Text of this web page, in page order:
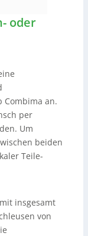
oder
Combima an.
per
Um
beiden
Teile-
insgesamt
von